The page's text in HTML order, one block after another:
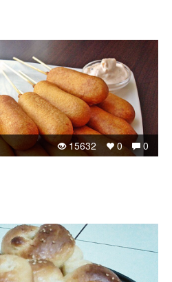
0
0
15632